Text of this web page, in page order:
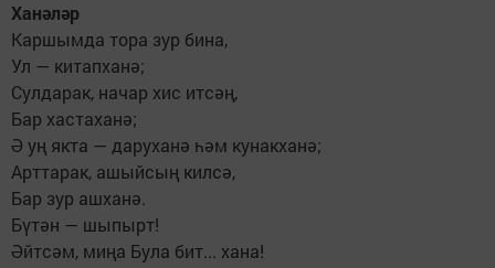
Ханәләр
Каршымда тора зур бина,
Ул — китапханә;
Сулдарак, начар хис итсәң,
Бар хастаханә;
Ә уң якта — даруханә һәм кунакханә;
Арттарак, ашыйсың килсә,
Бар зур ашханә.
Бүтән — шыпырт!
Әйтсәм, миңа Була бит... хана!